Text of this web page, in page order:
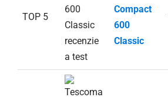
TOP 5
Compact
600
Classic